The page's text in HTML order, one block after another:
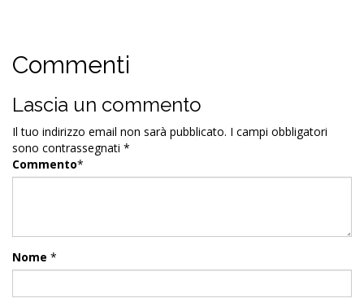
Commenti
Lascia un commento
Il tuo indirizzo email non sarà pubblicato. I campi obbligatori
sono contrassegnati *
Commento*
Nome *